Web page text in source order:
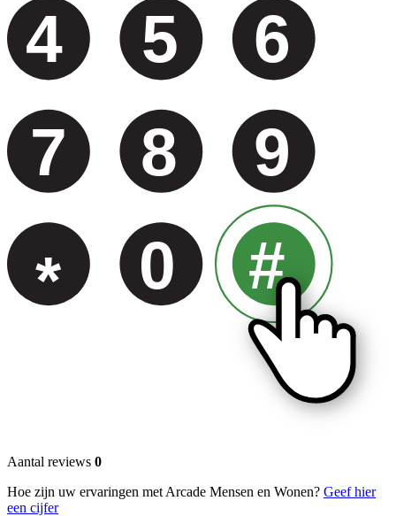
4 5
6
7
8 9
* 0 #
Aantal reviews 0
Hoe zijn uw ervaringen met Arcade Mensen en Wonen? Geef hier
een cijfer